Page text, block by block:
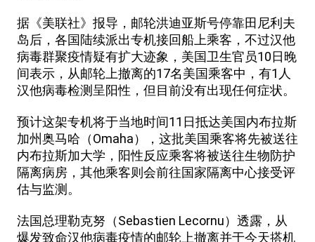
据《美联社》报导，邮轮洪迪亚斯号停靠田尼利夫
岛后，各国陆续派出专机接回船上乘客，不过汉他
病毒群聚疫情疑有扩大迹象，美国卫生官员10日晚
间表示，从邮轮上撤离的17名美国乘客中，有1人
汉他病毒检测呈阳性，但目前没有出现任何症状。
预计这架专机将于当地时间11日抵达美国内布拉斯
加州奥马哈（Omaha），这批美国乘客将先被送往
内布拉斯加大学，阳性反应乘客将被送往生物防护
隔离病房，其他乘客则会前往国家隔离中心接受评
估与监测。
法国总理勒克努（Sebastien Lecornu）透露，从
爆发致命汉他病毒疫情的邮轮上撤离并于今天搭机